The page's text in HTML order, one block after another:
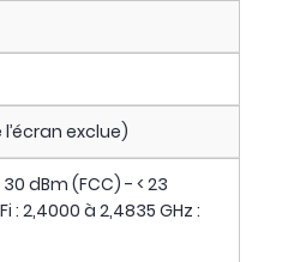
exclue)
30 dBm (FCC) - < 23
: 2,4000 à 2,4835 GHz :